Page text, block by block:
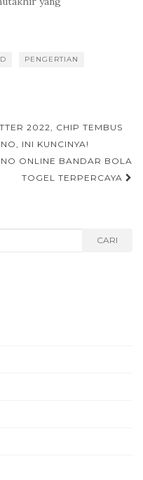
PENGERTIAN
2022, CHIP TEMBUS
INI KUNCINYA!
ONLINE BANDAR BOLA
TOGEL TERPERCAYA
CARI